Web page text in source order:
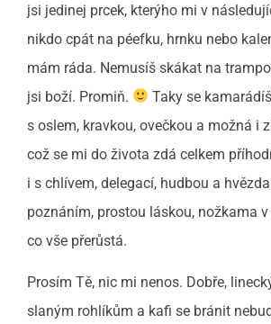
jsi jedinej prcek, kterýho mi v
nikdo cpát na péefku, hrnku nebo
mám ráda. Nemusíš skákat na
jsi boží. Promiň.
Taky se
s oslem, kravkou, ovečkou a možná i
což se mi do života zdá celkem
i s chlívem, delegací, hudbou a
poznáním, prostou láskou, nožkama
co vše přerůstá.
Prosím Tě, nic mi nenos. Dobře,
slaným rohlíkům a kafi se bránit